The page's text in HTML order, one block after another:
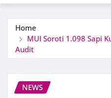
Home
MUI Soroti 1.098 Sapi
Audit
NEWS